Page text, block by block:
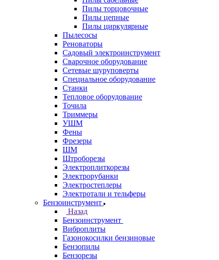
Пилы торцовочные
Пилы цепные
Пилы циркулярные
Пылесосы
Реноваторы
Садовый электроинструмент
Сварочное оборудование
Сетевые шуруповерты
Специальное оборудование
Станки
Тепловое оборудование
Точила
Триммеры
УШМ
Фены
Фрезеры
ШМ
Штроборезы
Электроплиткорезы
Электрорубанки
Электростеплеры
Электротали и тельферы
Бензоинструмент
Назад
Бензоинструмент
Виброплиты
Газонокосилки бензиновые
Бензопилы
Бензорезы